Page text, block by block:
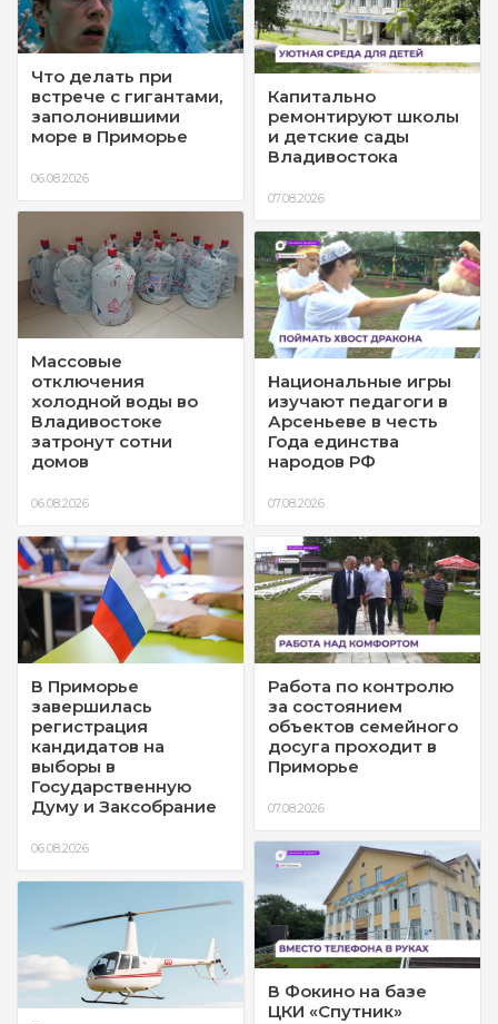
Что делать при
встрече с гигантами,
заполонившими
море в Приморье
06.08.2026
Массовые
отключения
холодной воды во
Владивостоке
затронут сотни
домов
06.08.2026
В Приморье
завершилась
регистрация
кандидатов на
выборы в
Государственную
Думу и Заксобрание
06.08.2026
Капитально
ремонтируют школы
и детские сады
Владивостока
07.08.2026
Национальные игры
изучают педагоги в
Арсеньеве в честь
Года единства
народов РФ
07.08.2026
Работа по контролю
за состоянием
объектов семейного
досуга проходит в
Приморье
07.08.2026
В Фокино на базе
ЦКИ «Спутник»